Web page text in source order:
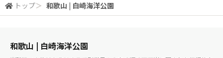
トップ＞ 和歌山 | 白崎海洋公園
和歌山 | 白崎海洋公園